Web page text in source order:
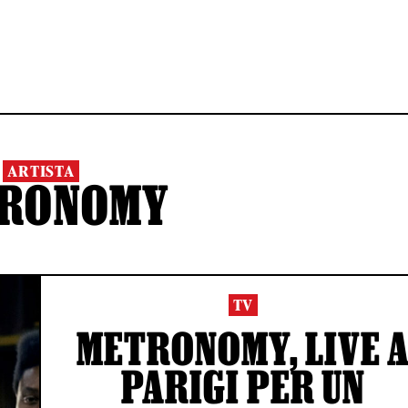
ARTISTA
TV
METRONOMY, LIVE
PARIGI PER UN